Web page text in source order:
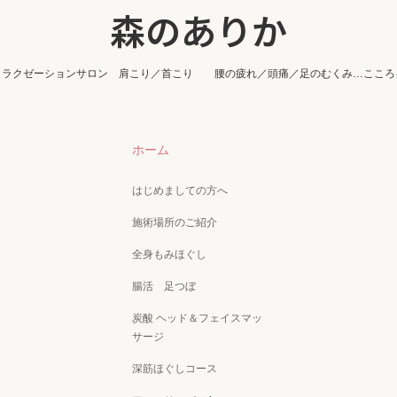
森のありか
クゼーションサロン 肩こり／首こり 腰の疲れ／頭痛／足のむくみ…こころ
ホーム
はじめましての方へ
施術場所のご紹介
全身もみほぐし
腸活 足つぼ
炭酸 ヘッド＆フェイスマッ
サージ
深筋ほぐしコース